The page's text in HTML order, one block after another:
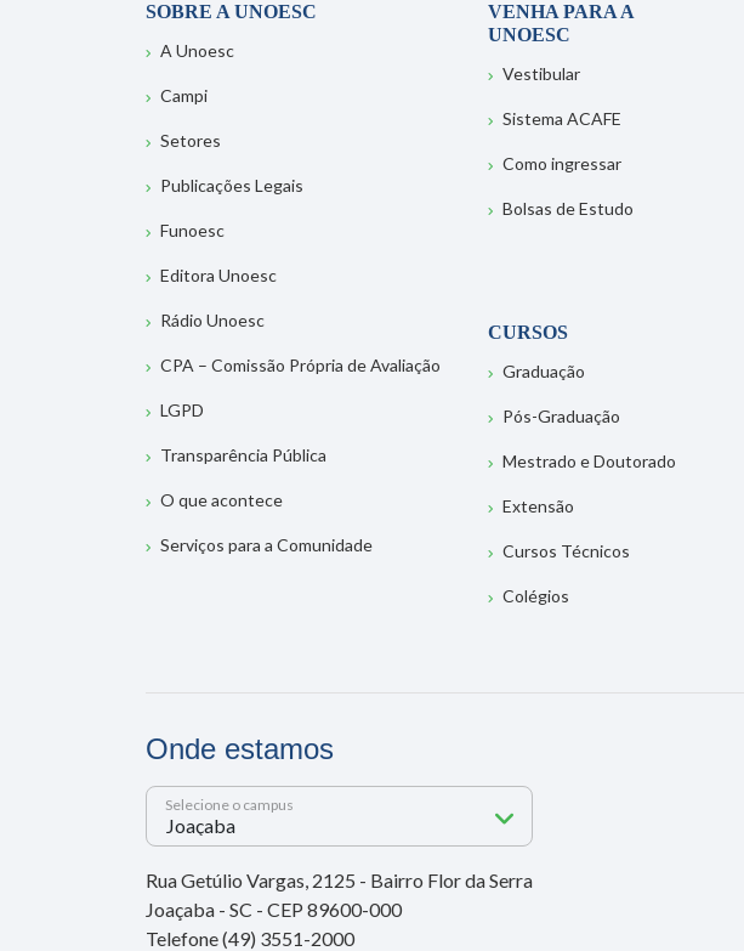
SOBRE A UNOESC
A Unoesc
Campi
Setores
Publicações Legais
Funoesc
Editora Unoesc
Rádio Unoesc
CPA – Comissão Própria de Avaliação
LGPD
Transparência Pública
O que acontece
Serviços para a Comunidade
VENHA PARA A
UNOESC
Vestibular
Sistema ACAFE
Como ingressar
Bolsas de Estudo
CURSOS
Graduação
Pós-Graduação
Mestrado e Doutorado
Extensão
Cursos Técnicos
Colégios
Onde estamos
Selecione o campus
Rua Getúlio Vargas, 2125 - Bairro Flor da Serra
Joaçaba - SC - CEP 89600-000
Telefone (49) 3551-2000